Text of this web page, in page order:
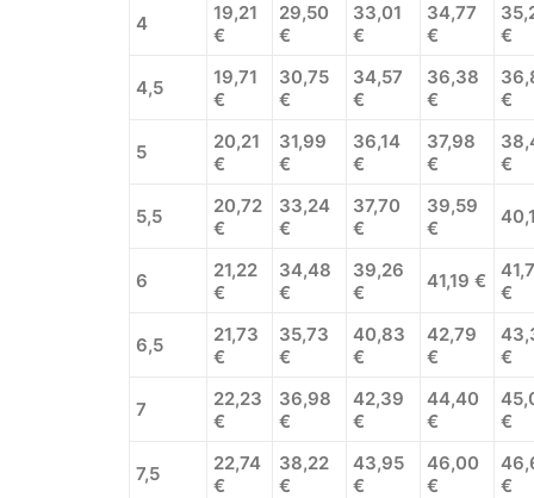
4
19,21
€
29,50
€
33,01
€
34,77
€
€
4,5
19,71
€
30,75
€
34,57
€
36,38
€
€
5
20,21
€
31,99
€
36,14
€
37,98
€
€
5,5
20,72
€
33,24
€
37,70
€
39,59
€
6
21,22
€
34,48
€
39,26
€
41,19 €
€
6,5
21,73
€
35,73
€
40,83
€
42,79
€
€
7
22,23
€
36,98
€
42,39
€
44,40
€
€
7,5
22,74
€
38,22
€
43,95
€
46,00
€
€